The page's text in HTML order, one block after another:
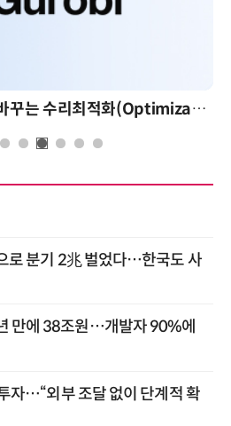
AI 시대의 의사결정을 바꾸는 수리최적화(Optimization): 실제 산업 적용 사례와 활용 전략
로 분기 2兆 벌었다…한국도 사
만에 38조원…개발자 90%에
자…“외부 조달 없이 단계적 확